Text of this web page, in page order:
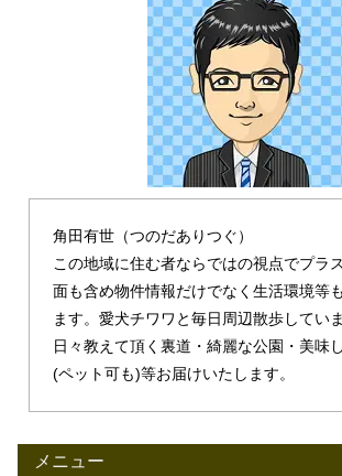
角田有世（つのだありつぐ）
この地域に住む者ならではの視点でプラ
面も含め物件情報だけでなく生活環境等
ます。愛犬チワワと毎日周辺散歩してい
日々教えて頂く裏道・綺麗な公園・美味
(ペット可も)等お届けいたします。
メニュー